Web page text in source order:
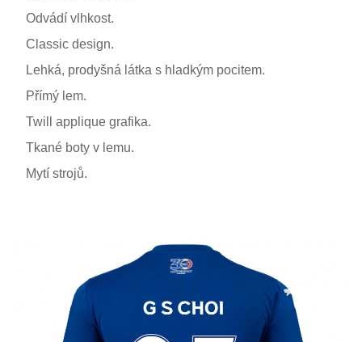
Odvádí vlhkost.
Classic design.
Lehká, prodyšná látka s hladkým pocitem.
Přímý lem.
Twill applique grafika.
Tkané boty v lemu.
Mytí strojů.